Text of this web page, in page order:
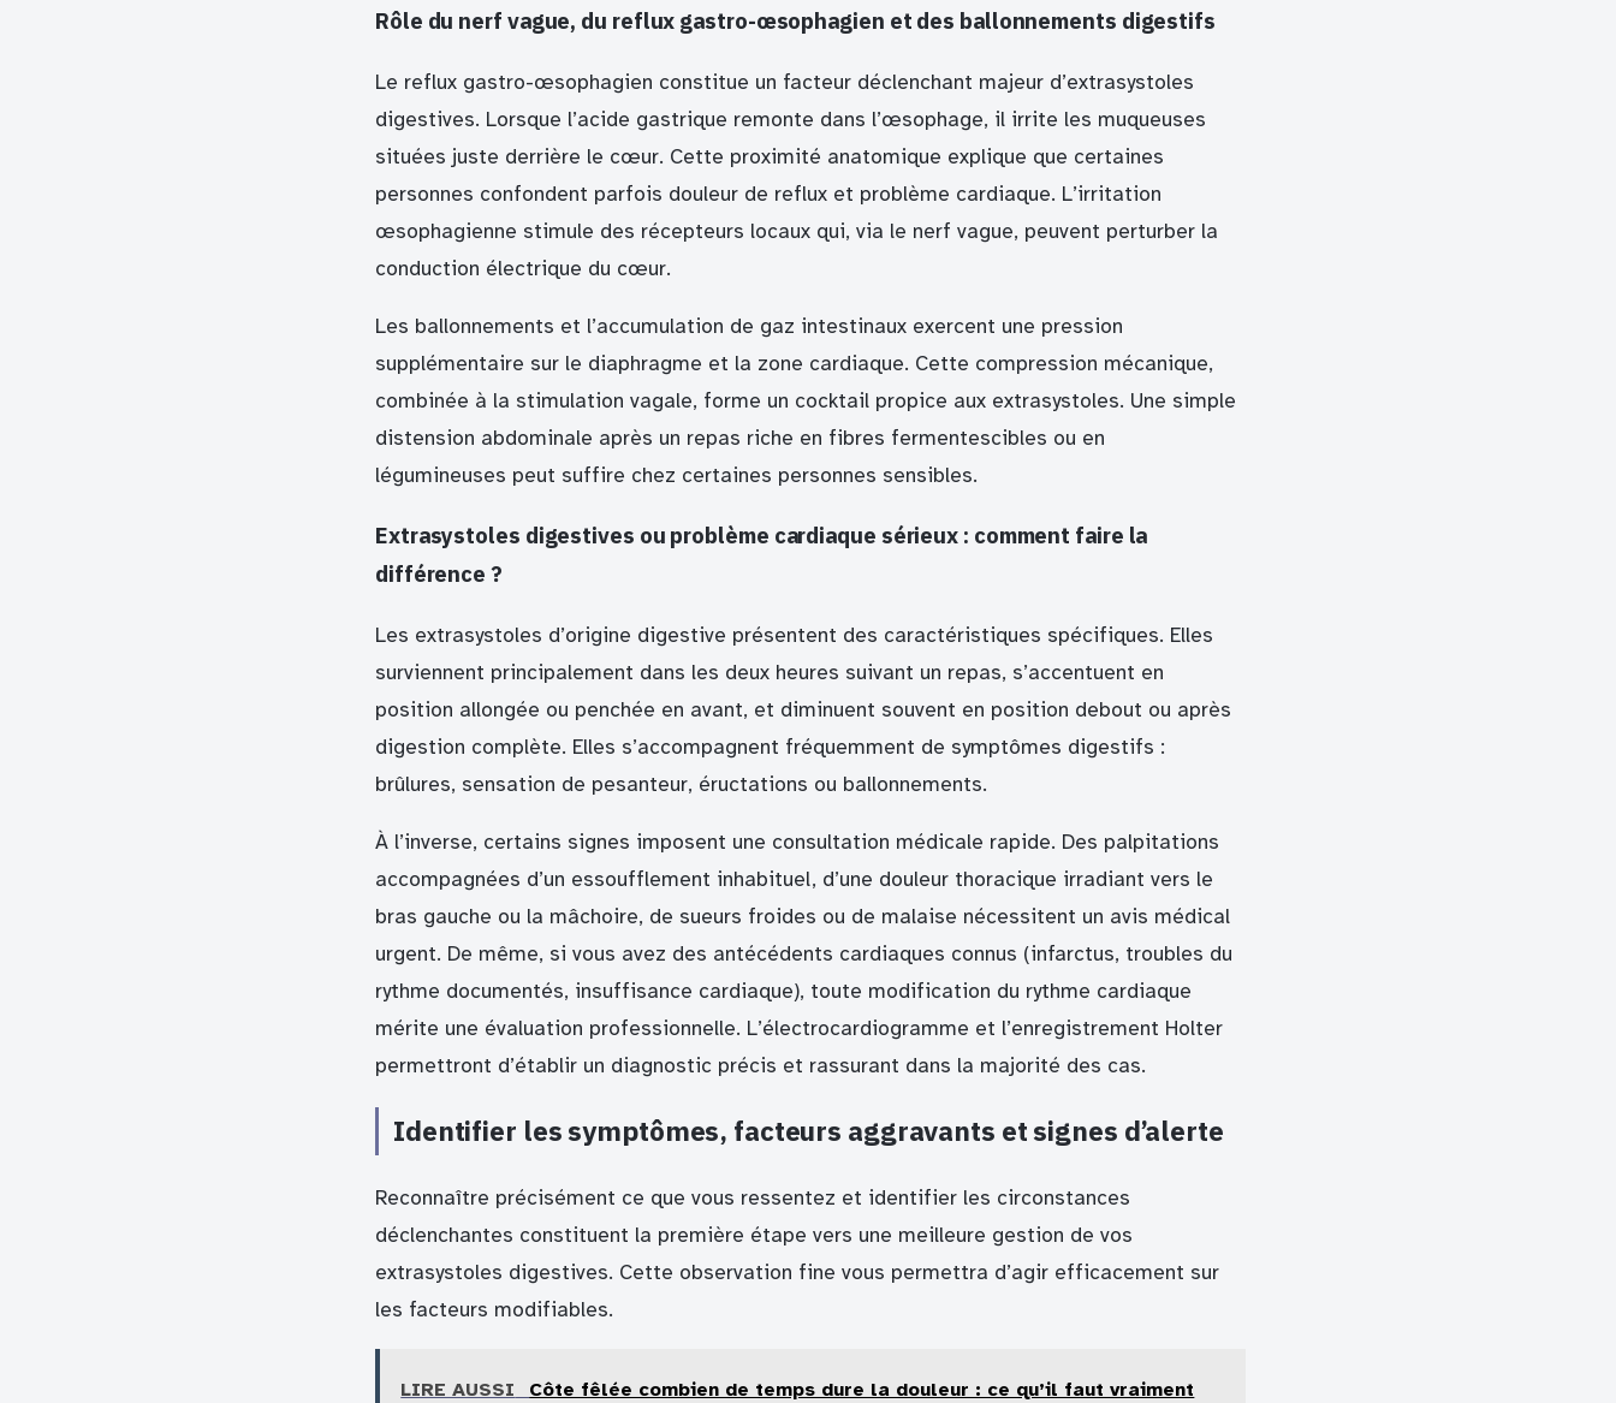
Rôle du nerf vague, du reflux gastro-œsophagien et des ballonnements digestifs
Le reflux gastro-œsophagien constitue un facteur déclenchant majeur d’extrasystoles
digestives. Lorsque l’acide gastrique remonte dans l’œsophage, il irrite les muqueuses
situées juste derrière le cœur. Cette proximité anatomique explique que certaines
personnes confondent parfois douleur de reflux et problème cardiaque. L’irritation
œsophagienne stimule des récepteurs locaux qui, via le nerf vague, peuvent perturber la
conduction électrique du cœur.
Les ballonnements et l’accumulation de gaz intestinaux exercent une pression
supplémentaire sur le diaphragme et la zone cardiaque. Cette compression mécanique,
combinée à la stimulation vagale, forme un cocktail propice aux extrasystoles. Une simple
distension abdominale après un repas riche en fibres fermentescibles ou en
légumineuses peut suffire chez certaines personnes sensibles.
Extrasystoles digestives ou problème cardiaque sérieux : comment faire la
différence ?
Les extrasystoles d’origine digestive présentent des caractéristiques spécifiques. Elles
surviennent principalement dans les deux heures suivant un repas, s’accentuent en
position allongée ou penchée en avant, et diminuent souvent en position debout ou après
digestion complète. Elles s’accompagnent fréquemment de symptômes digestifs :
brûlures, sensation de pesanteur, éructations ou ballonnements.
À l’inverse, certains signes imposent une consultation médicale rapide. Des palpitations
accompagnées d’un essoufflement inhabituel, d’une douleur thoracique irradiant vers le
bras gauche ou la mâchoire, de sueurs froides ou de malaise nécessitent un avis médical
urgent. De même, si vous avez des antécédents cardiaques connus (infarctus, troubles du
rythme documentés, insuffisance cardiaque), toute modification du rythme cardiaque
mérite une évaluation professionnelle. L’électrocardiogramme et l’enregistrement Holter
permettront d’établir un diagnostic précis et rassurant dans la majorité des cas.
Identifier les symptômes, facteurs aggravants et signes d’alerte
Reconnaître précisément ce que vous ressentez et identifier les circonstances
déclenchantes constituent la première étape vers une meilleure gestion de vos
extrasystoles digestives. Cette observation fine vous permettra d’agir efficacement sur
les facteurs modifiables.
LIRE AUSSI Côte fêlée combien de temps dure la douleur : ce qu’il faut vraiment